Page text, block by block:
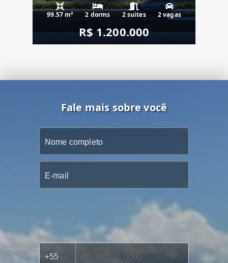
99.57 m² 2 dorms 2 suítes 2 vagas
R$ 1.200.000
Fale mais sobre você